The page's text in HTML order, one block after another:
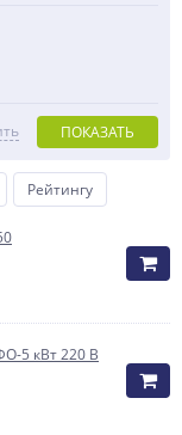
ПОКАЗАТЬ
Рейтингу
5 кВт 220 В